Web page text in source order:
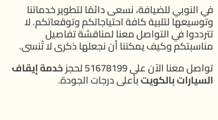
في النوبي للضيافة، نسعى دائمًا لتطوير خدماتنا
وتوسيعها لتلبية كافة احتياجاتكم وتوقعاتكم. لا
تترددوا في التواصل معنا لمناقشة تفاصيل
مناسبتكم وكيف يمكننا أن نجعلها ذكرى لا تُنسى.
تواصل معنا الآن على 51678199 لحجز
خدمة إيقاف
السيارات بالكويتبأعلى درجات الجودة.